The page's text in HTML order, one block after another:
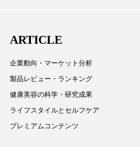
情報提供を通じて美容業界の発展に
ARTICLE
企業動向・マーケット分析
製品レビュー・ランキング
健康美容の科学・研究成果
ライフスタイルとセルフケア
プレミアムコンテンツ